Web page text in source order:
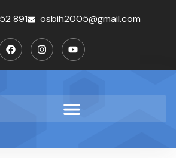
891 osbih2005@gmail.com